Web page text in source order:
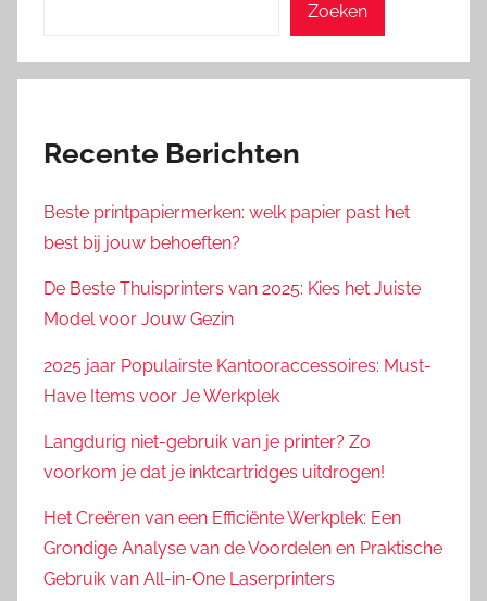
Zoeken
Recente Berichten
Beste printpapiermerken: welk papier past het
best bij jouw behoeften?
De Beste Thuisprinters van 2025: Kies het Juiste
Model voor Jouw Gezin
2025 jaar Populairste Kantooraccessoires: Must-
Have Items voor Je Werkplek
Langdurig niet-gebruik van je printer? Zo
voorkom je dat je inktcartridges uitdrogen!
Het Creëren van een Efficiënte Werkplek: Een
Grondige Analyse van de Voordelen en Praktische
Gebruik van All-in-One Laserprinters